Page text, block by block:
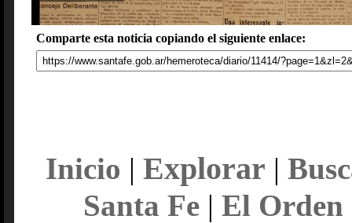
Comparte esta noticia copiando el siguiente enlace:
Inicio | Explorar |
Santa Fe| El Orden